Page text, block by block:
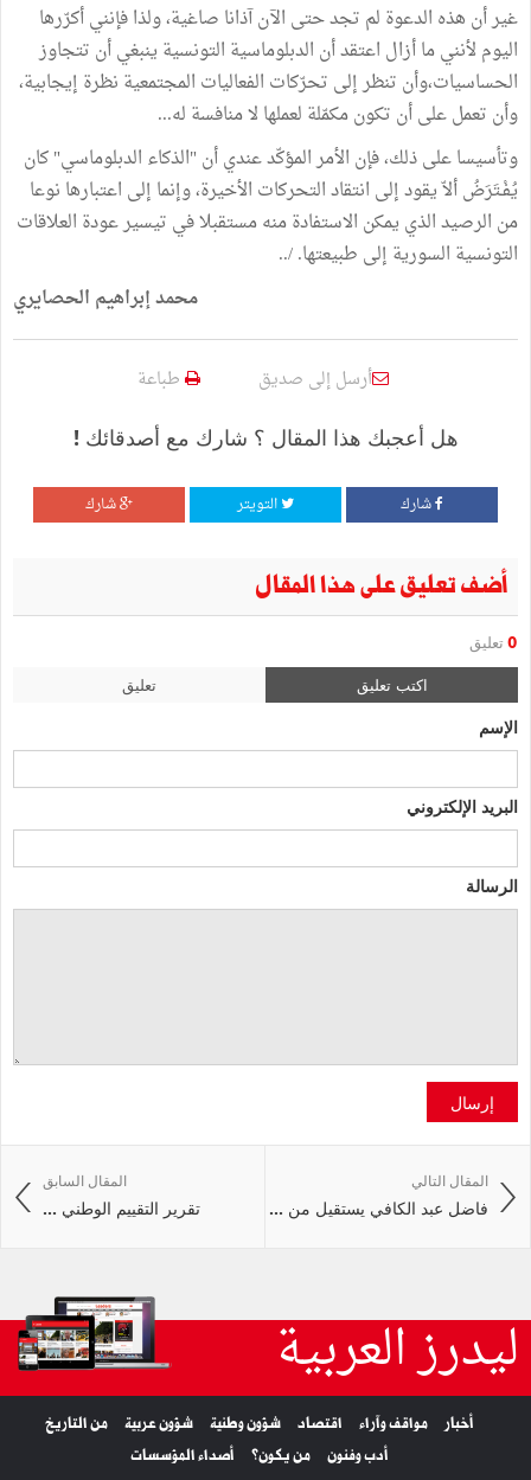
غير أن هذه الدعوة لم تجد حتى الآن آذانا صاغية، ولذا فإنني أكرّرها
اليوم لأنني ما أزال اعتقد أن الدبلوماسية التونسية ينبغي أن تتجاوز
الحساسيات،وأن تنظر إلى تحرّكات الفعاليات المجتمعية نظرة إيجابية،
وأن تعمل على أن تكون مكمّلة لعملها لا منافسة له...
وتأسيسا على ذلك، فإن الأمر المؤكّد عندي أن "الذكاء الدبلوماسي" كان
يُفْـتَرَضُ ألاّ يقود إلى انتقاد التحركات الأخيرة، وإنما إلى اعتبارها نوعا
من الرصيد الذي يمكن الاستفادة منه مستقبلا في تيسير عودة العلاقات
التونسية السورية إلى طبيعتها. /..
محمد إبراهيم الحصايري
أرسل إلى صديق طباعة
هل أعجبك هذا المقال ؟ شارك مع أصدقائك !
شارك التويتر شارك
أضف تعليق على هذا المقال
0 تعليق
اكتب تعليق تعليق
الإسم
البريد الإلكتروني
الرسالة
إرسال
المقال السابق
تقرير التقييم الوطني ...
المقال التالي
فاضل عبد الكافي يستقيل من ...
ليدرز العربية
أخبار مواقف وآراء اقتصاد شؤون وطنية شؤون عربية
من التاريخ
أدب وفنون
من يكون؟ أصداء المؤسسات